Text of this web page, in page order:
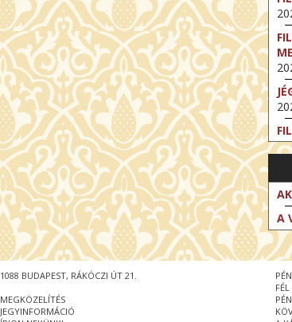
A
1088 BUDAPEST, RÁKÓCZI ÚT 21.
MEGKÖZELÍTÉS
JEGYINFORMÁCIÓ